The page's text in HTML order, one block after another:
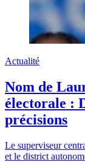
Actualité
Nom de
électorale :
précisions
Le superviseur
et le district